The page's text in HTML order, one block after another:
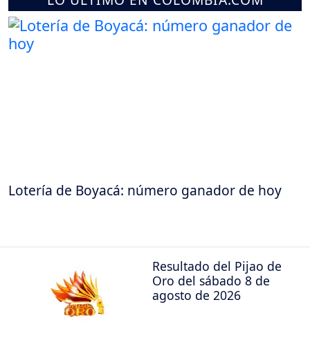
Lotería de Boyacá: número ganador de hoy
Resultado del Pijao de
Oro del sábado 8 de
agosto de 2026